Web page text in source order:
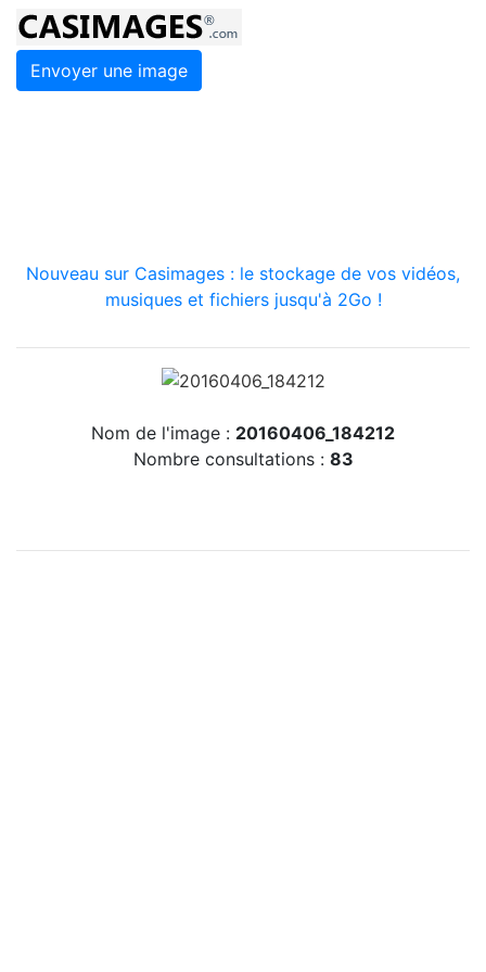
Envoyer une image
Nouveau sur Casimages : le stockage de vos vidéos,
musiques et fichiers jusqu'à 2Go !
Nom de l'image : 20160406_184212
Nombre consultations : 83